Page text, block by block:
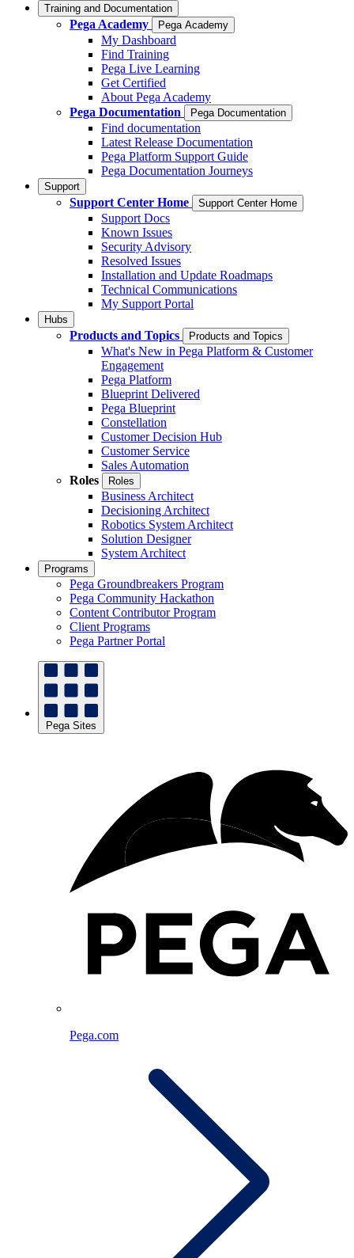
Training and Documentation
Pega Academy Pega Academy
My Dashboard
Find Training
Pega Live Learning
Get Certified
About Pega Academy
Pega Documentation
Pega Documentation
Find documentation
Latest Release Documentation
Pega Platform Support Guide
Pega Documentation Journeys
Support
Support Center Home Support Center Home
Support Docs
Known Issues
Security Advisory
Resolved Issues
Installation and Update Roadmaps
Technical Communications
My Support Portal
Hubs
Products and Topics Products and Topics
What's New in Pega Platform & Customer
Engagement
Pega Platform
Blueprint Delivered
Pega Blueprint
Constellation
Customer Decision Hub
Customer Service
Sales Automation
Roles
Roles
Business Architect
Decisioning Architect
Robotics System Architect
Solution Designer
System Architect
Programs
Pega Groundbreakers Program
Pega Community Hackathon
Content Contributor Program
Client Programs
Pega Partner Portal
Pega Sites
Pega.com